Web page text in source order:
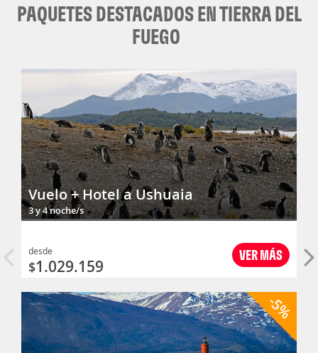
PAQUETES DESTACADOS EN TIERRA DEL
FUEGO
Vuelo + Hotel a Ushuaia
3 y 4 noche/s
VER MÁS
desde
$1.029.159
-5%